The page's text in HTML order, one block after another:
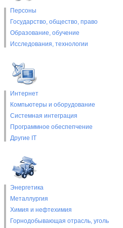
Персоны
Государство, общество, право
Образование, обучение
Исследования, технологии
Интернет
Компьютеры и оборудование
Системная интеграция
Программное обеспепчение
Другие IT
Энергетика
Металлургия
Химия и нефтехимия
Горнодобывающая отрасль, уголь